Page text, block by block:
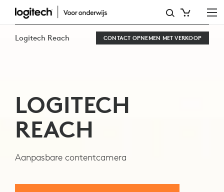
LOGITECH
REACH-
Logitech Reach CONTACT OPNEMEN MET VERKOOP
LOGITECH
REACH
Aanpasbare contentcamera